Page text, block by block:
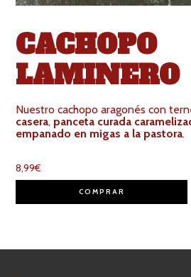
CACHOPO
LAMINERO
Nuestro cachopo aragonés con
casera, panceta curada
empanado en migas a la pastora.
8,99€
COMPRAR